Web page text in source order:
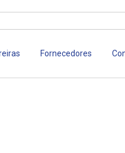
Fornecedores